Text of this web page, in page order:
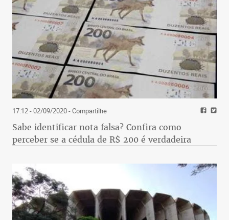
17:12 - 02/09/2020- Compartilhe
Sabe identificar nota falsa? Confira como
perceber se a cédula de R$ 200 é verdadeira